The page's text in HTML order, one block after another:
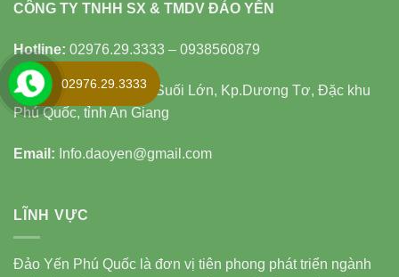
CÔNG TY TNHH SX & TMDV ĐẢO YẾN
Hotline: 02976.29.3333 – 0938560879
Trụ Sở chính: 58 phố Suối Lớn, Kp.Dương Tơ, Đặc khu
Phú Quốc, tỉnh An Giang
Email: Info.daoyen@gmail.com
LĨNH VỰC
Đảo Yến Phú Quốc là đơn vị tiên phong phát triển ngành
02976.29.3333